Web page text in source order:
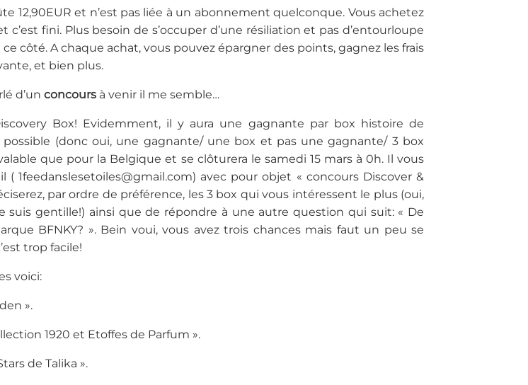
12,90EUR et n’est pas liée à un abonnement quelconque. Vous achetez
fini. Plus besoin de s’occuper d’une résiliation et pas d’entourloupe
côté. A chaque achat, vous pouvez épargner des points, gagnez les frais
et bien plus.
d’un concours à venir il me semble…
Box! Evidemment, il y aura une gagnante par box histoire de
(donc oui, une gagnante/ une box et pas une gagnante/ 3 box
que pour la Belgique et se clôturera le samedi 15 mars à 0h. Il vous
( 1feedanslesetoiles@gmail.com) avec pour objet « concours Discover &
par ordre de préférence, les 3 box qui vous intéressent le plus (oui,
suis gentille!) ainsi que de répondre à une autre question qui suit: « De
BFNKY? ». Bein voui, vous avez trois chances mais faut un peu se
trop facile!
voici:
».
1920 et Etoffes de Parfum ».
de Talika ».